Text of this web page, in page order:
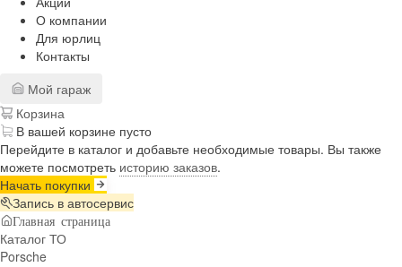
О компании
Для юрлиц
Контакты
Мой гараж
Корзина
В вашей корзине пусто
Перейдите в каталог и добавьте необходимые товары. Вы также
можете посмотреть историю заказов.
Начать покупки
Запись в автосервис
Главная страница
Каталог ТО
Porsche